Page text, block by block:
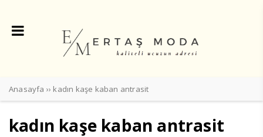
Anasayfa ›› kadın kaşe kaban antrasit
kadın kaşe kaban antrasit